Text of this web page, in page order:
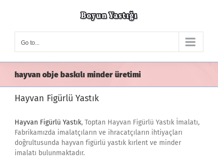
Go to...
hayvan obje baskılı minder üretimi
Hayvan Figürlü Yastık
Hayvan Figürlü Yastık, Toptan Hayvan Figürlü Yastık İmalatı,
Fabrikamızda imalatçıların ve ihracatçıların ihtiyaçları
doğrultusunda hayvan figürlü yastık kırlent ve minder
imalatı bulunmaktadır.